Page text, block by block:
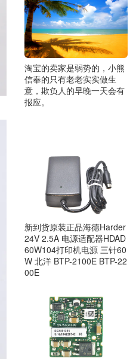
淘宝的卖家是弱势的，小熊
信奉的只有老老实实做生
意，欺负人的早晚一天会有
报应。
新到货原装正品海德Harder
24V 2.5A 电源适配器HDAD
60W104打印机电源 三针60
W 北洋 BTP-2100E BTP-22
00E